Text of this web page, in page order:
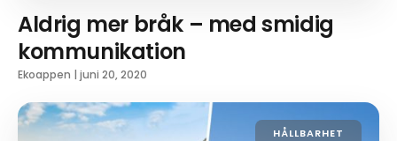
Aldrig mer bråk – med smidig
kommunikation
Ekoappen | juni 20, 2020
HÅLLBARHET